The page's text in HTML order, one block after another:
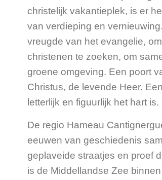
christelijk vakantieplek, is er
van verdieping en
vreugde van het evangelie,
christenen te zoeken, om
groene omgeving. Een poort
Christus, de levende Heer.
letterlijk en figuurlijk het hart
De regio Hameau
eeuwen van geschiedenis
geplaveide straatjes en proef
is de Middellandse Zee